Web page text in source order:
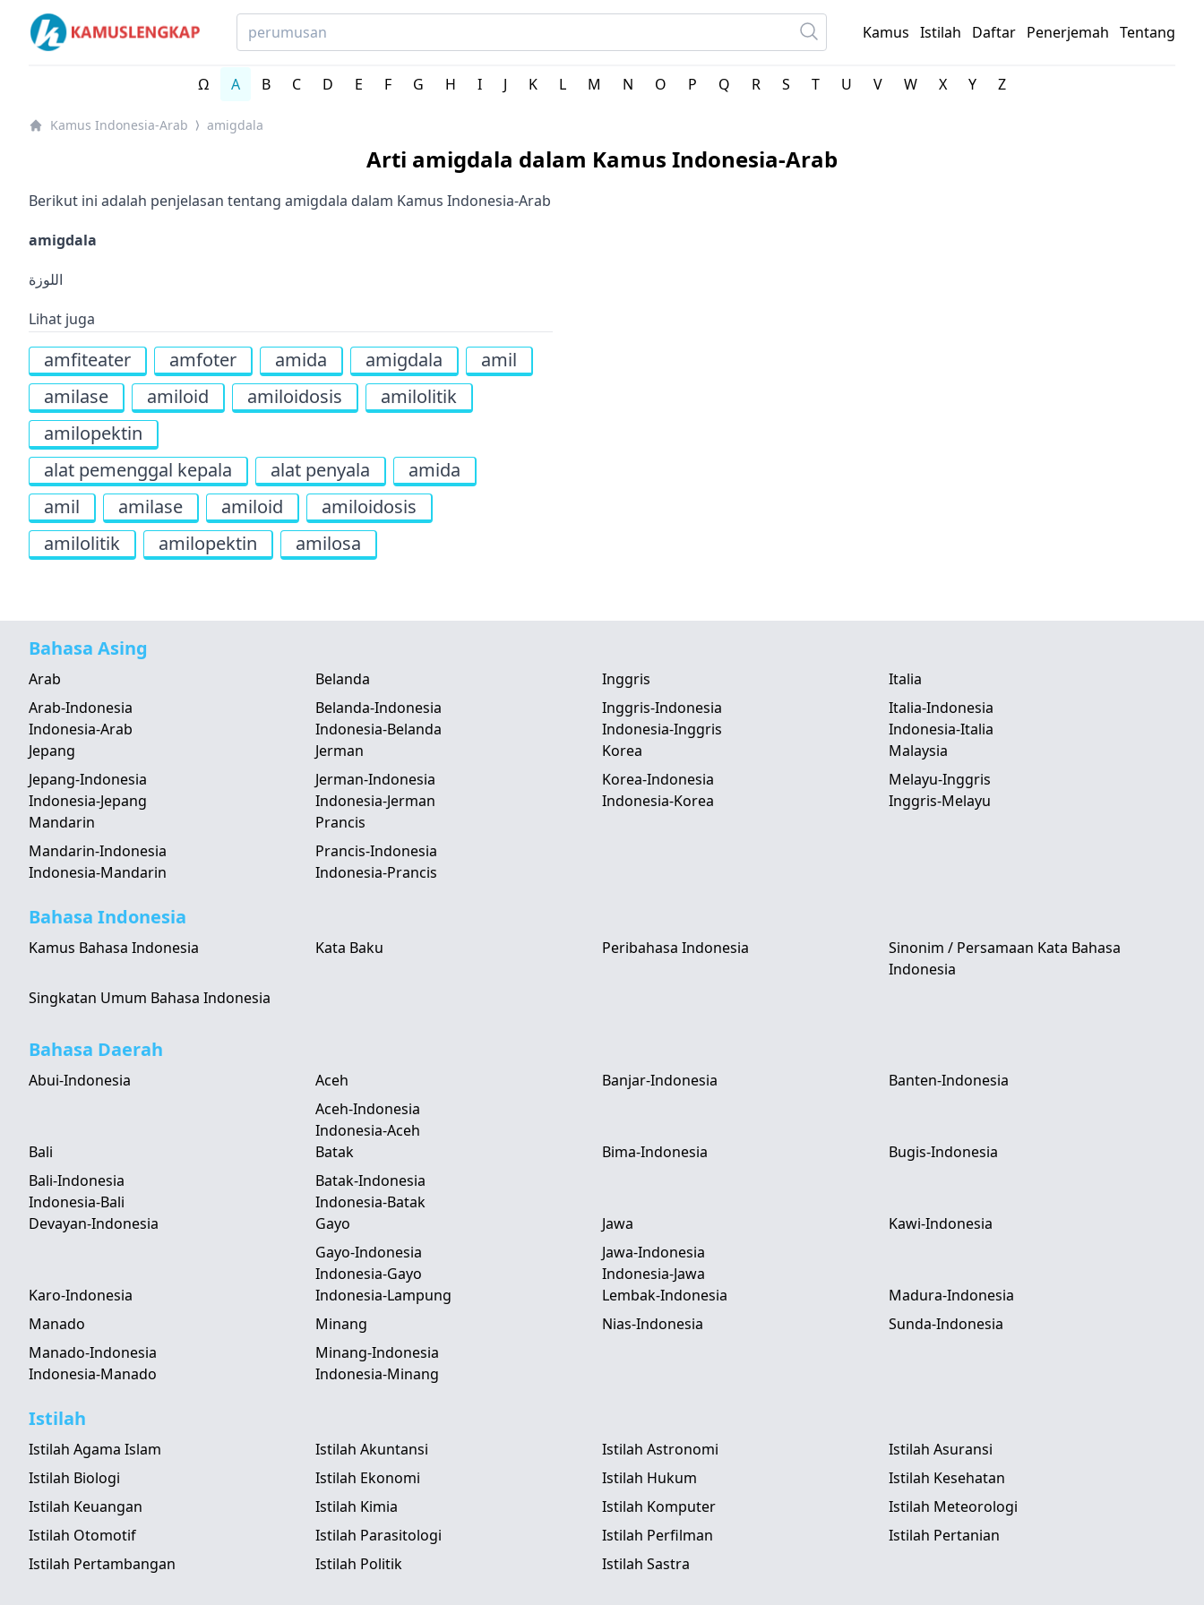
Kamus Lengkap Indonesia-Arab - Kamus Bahasa Arab
Kamus Istilah Daftar Penerjemah Tentang
Ω A B C D E F G H I J K L M N O P Q R S T U V W X Y Z
Kamus Indonesia-Arab ⟩ amigdala
Arti amigdala dalam Kamus Indonesia-Arab
Berikut ini adalah penjelasan tentang amigdala dalam Kamus Indonesia-Arab
amigdala
اللوزة
Lihat juga
amfiteater amfoter amida amigdala
amil
amilase
amiloid amiloidosis
amilolitik
amilopektin
alat pemenggal kepala
alat penyala
amida
amil
amilase amiloid
amiloidosis
amilolitik
amilopektin amilosa
Bahasa Asing
Arab
Arab-Indonesia
Indonesia-Arab
Belanda
Belanda-Indonesia
Indonesia-Belanda
Inggris
Inggris-Indonesia
Indonesia-Inggris
Italia
Italia-Indonesia
Indonesia-Italia
Jepang
Jepang-Indonesia
Indonesia-Jepang
Jerman
Jerman-Indonesia
Indonesia-Jerman
Korea
Korea-Indonesia
Indonesia-Korea
Malaysia
Melayu-Inggris
Inggris-Melayu
Mandarin
Mandarin-Indonesia
Indonesia-Mandarin
Prancis
Prancis-Indonesia
Indonesia-Prancis
Bahasa Indonesia
Kamus Bahasa Indonesia Kata Baku Peribahasa Indonesia
Sinonim / Persamaan Kata Bahasa
Indonesia
Singkatan Umum Bahasa Indonesia
Bahasa Daerah
Abui-Indonesia
Aceh
Aceh-Indonesia
Indonesia-Aceh
Banjar-Indonesia Banten-Indonesia
Bali
Bali-Indonesia
Indonesia-Bali
Batak
Batak-Indonesia
Indonesia-Batak
Bima-Indonesia Bugis-Indonesia
Devayan-Indonesia
Gayo
Gayo-Indonesia
Indonesia-Gayo
Jawa
Jawa-Indonesia
Indonesia-Jawa
Kawi-Indonesia
Karo-Indonesia Indonesia-Lampung Lembak-Indonesia
Madura-Indonesia
Manado
Manado-Indonesia
Indonesia-Manado
Minang
Minang-Indonesia
Indonesia-Minang
Nias-Indonesia Sunda-Indonesia
Istilah
Istilah Agama Islam Istilah Akuntansi Istilah Astronomi
Istilah Asuransi
Istilah Biologi
Istilah Ekonomi Istilah Hukum
Istilah Kesehatan
Istilah Keuangan
Istilah Kimia Istilah Komputer
Istilah Meteorologi
Istilah Otomotif
Istilah Parasitologi Istilah Perfilman
Istilah Pertanian
Istilah Pertambangan
Istilah Politik Istilah Sastra